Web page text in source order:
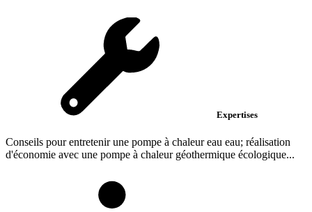
Expertises
Conseils pour entretenir une pompe à chaleur eau eau; réalisation
d'économie avec une pompe à chaleur géothermique écologique...